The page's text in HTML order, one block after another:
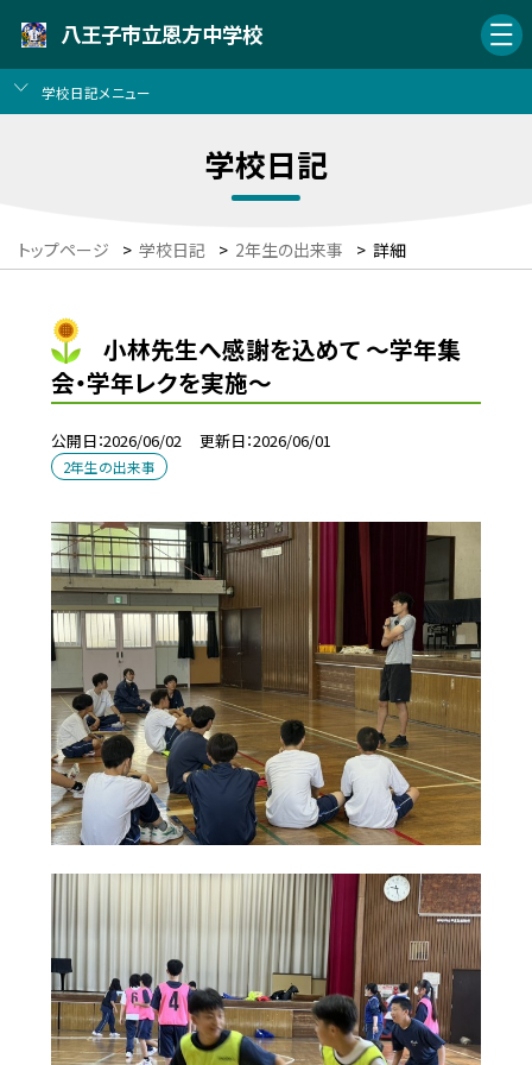
八王子市立恩方中学校
学校日記メニュー
学校日記
トップページ > 学校日記 > 2年生の出来事 > 詳細
小林先生へ感謝を込めて ～学年集
会・学年レクを実施～
公開日 2026/06/02 更新日 2026/06/01
2年生の出来事